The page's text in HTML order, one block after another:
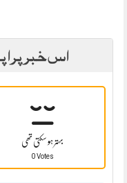
اس خبر پر
بہتر ہو سکتی تھی
0 Votes